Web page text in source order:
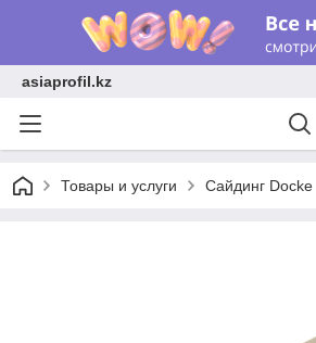
asiaprofil.kz
Товары и услуги Сайдинг Docke